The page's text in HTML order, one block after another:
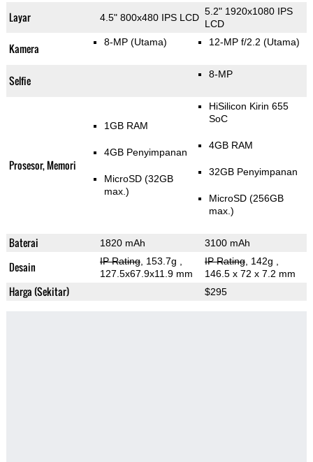
Layar 4.5" 800x480 IPS LCD
5.2" 1920x1080 IPS
LCD
Kamera 8-MP (Utama) 12-MP f/2.2 (Utama)
Selfie 8-MP
Prosesor, Memori
1GB RAM
4GB Penyimpanan
MicroSD (32GB
max.)
HiSilicon Kirin 655
SoC
4GB RAM
32GB Penyimpanan
MicroSD (256GB
max.)
Baterai 1820 mAh 3100 mAh
Desain IP Rating, 153.7g
127.5x67.9x11.9 mm
IP Rating, 142g
146.5 x 72 x 7.2 mm
Harga (Sekitar) $295